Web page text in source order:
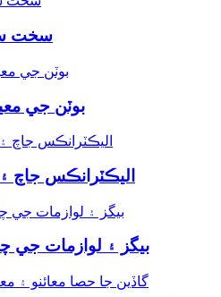
سخت
بوٽن جي
اليڪٽرانڪس جاچ
بيگز ۽ لوازمات جي